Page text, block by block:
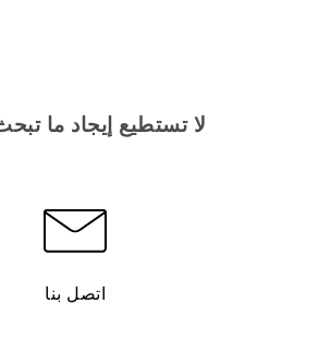
لا تستطيع إيجاد ما
اتصل بنا